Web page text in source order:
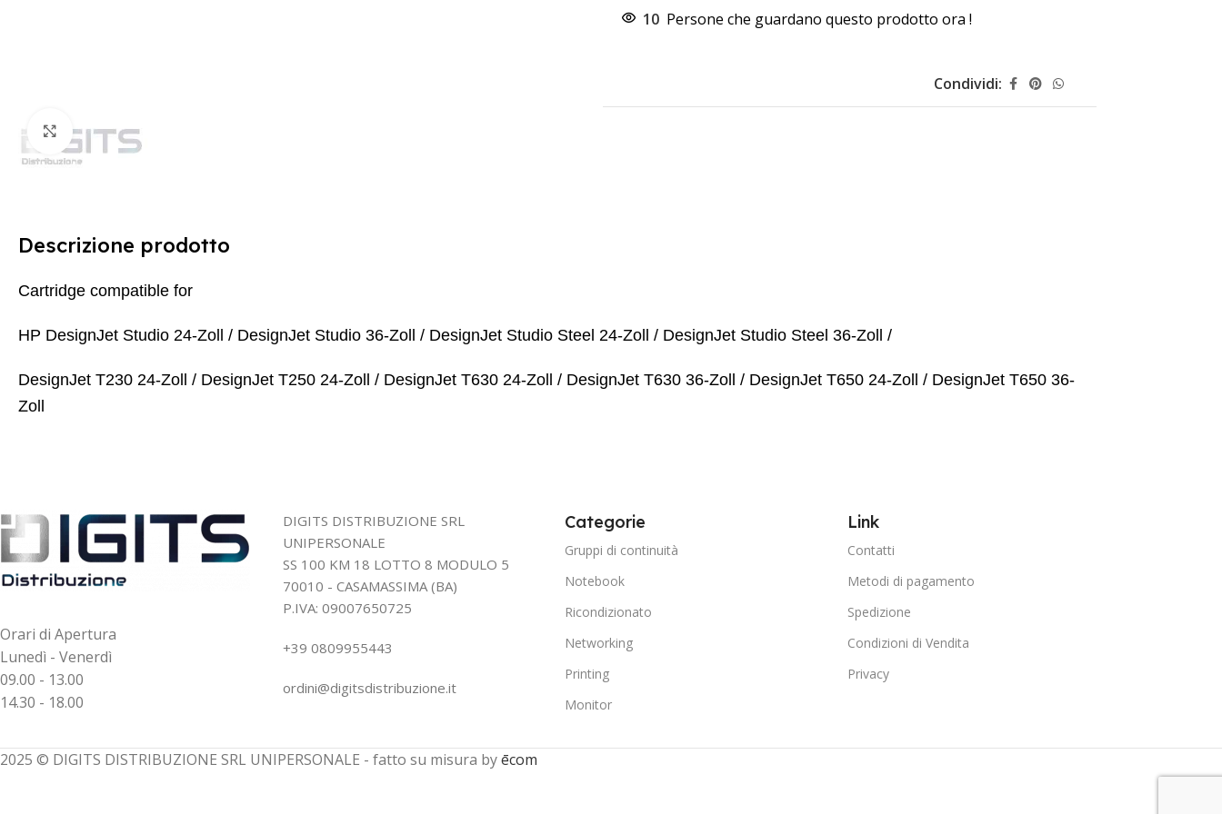
Clicca per ingrandire
10 Persone che guardano questo prodotto ora !
Condividi:
Descrizione prodotto
Cartridge compatible for
HP DesignJet Studio 24-Zoll / DesignJet Studio 36-Zoll / DesignJet Studio Steel 24-Zoll / DesignJet Studio Steel 36-Zoll /
DesignJet T230 24-Zoll / DesignJet T250 24-Zoll / DesignJet T630 24-Zoll / DesignJet T630 36-Zoll / DesignJet T650 24-Zoll / DesignJet T650 36-
Zoll
Orari di Apertura
Lunedì - Venerdì
09.00 - 13.00
14.30 - 18.00
DIGITS DISTRIBUZIONE SRL
UNIPERSONALE
SS 100 KM 18 LOTTO 8 MODULO 5
70010 - CASAMASSIMA (BA)
P.IVA: 09007650725
+39 0809955443
ordini@digitsdistribuzione.it
Categorie
Gruppi di continuità
Notebook
Ricondizionato
Networking
Printing
Monitor
Link
Contatti
Metodi di pagamento
Spedizione
Condizioni di Vendita
Privacy
2025 © DIGITS DISTRIBUZIONE SRL UNIPERSONALE - fatto su misura byēcom